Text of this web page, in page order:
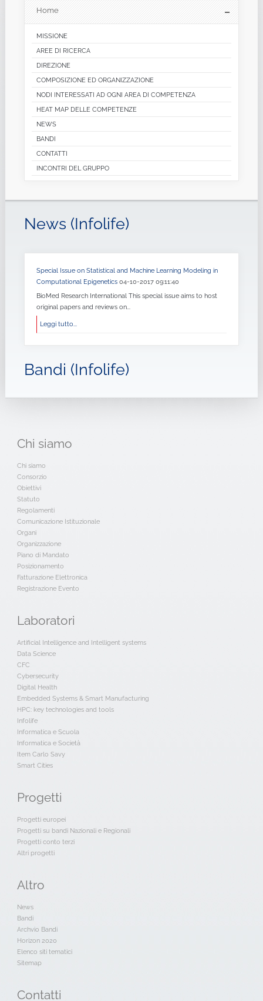
Home
MISSIONE
AREE DI RICERCA
DIREZIONE
COMPOSIZIONE ED ORGANIZZAZIONE
NODI INTERESSATI AD OGNI AREA DI COMPETENZA
HEAT MAP DELLE COMPETENZE
NEWS
BANDI
CONTATTI
INCONTRI DEL GRUPPO
News (Infolife)
Special Issue on Statistical and Machine Learning Modeling in
Computational Epigenetics 04-10-2017 09:11:40
BioMed Research International This special issue aims to host
original papers and reviews on...
Leggi tutto...
Bandi (Infolife)
Chi siamo
Chi siamo
Consorzio
Obiettivi
Statuto
Regolamenti
Comunicazione Istituzionale
Organi
Organizzazione
Piano di Mandato
Posizionamento
Fatturazione Elettronica
Registrazione Evento
Laboratori
Artificial Intelligence and Intelligent systems
Data Science
CFC
Cybersecurity
Digital Health
Embedded Systems & Smart Manufacturing
HPC: key technologies and tools
Infolife
Informatica e Scuola
Informatica e Società
Item Carlo Savy
Smart Cities
Progetti
Progetti europei
Progetti su bandi Nazionali e Regionali
Progetti conto terzi
Altri progetti
Altro
News
Bandi
Archvio Bandi
Horizon 2020
Elenco siti tematici
Sitemap
Contatti